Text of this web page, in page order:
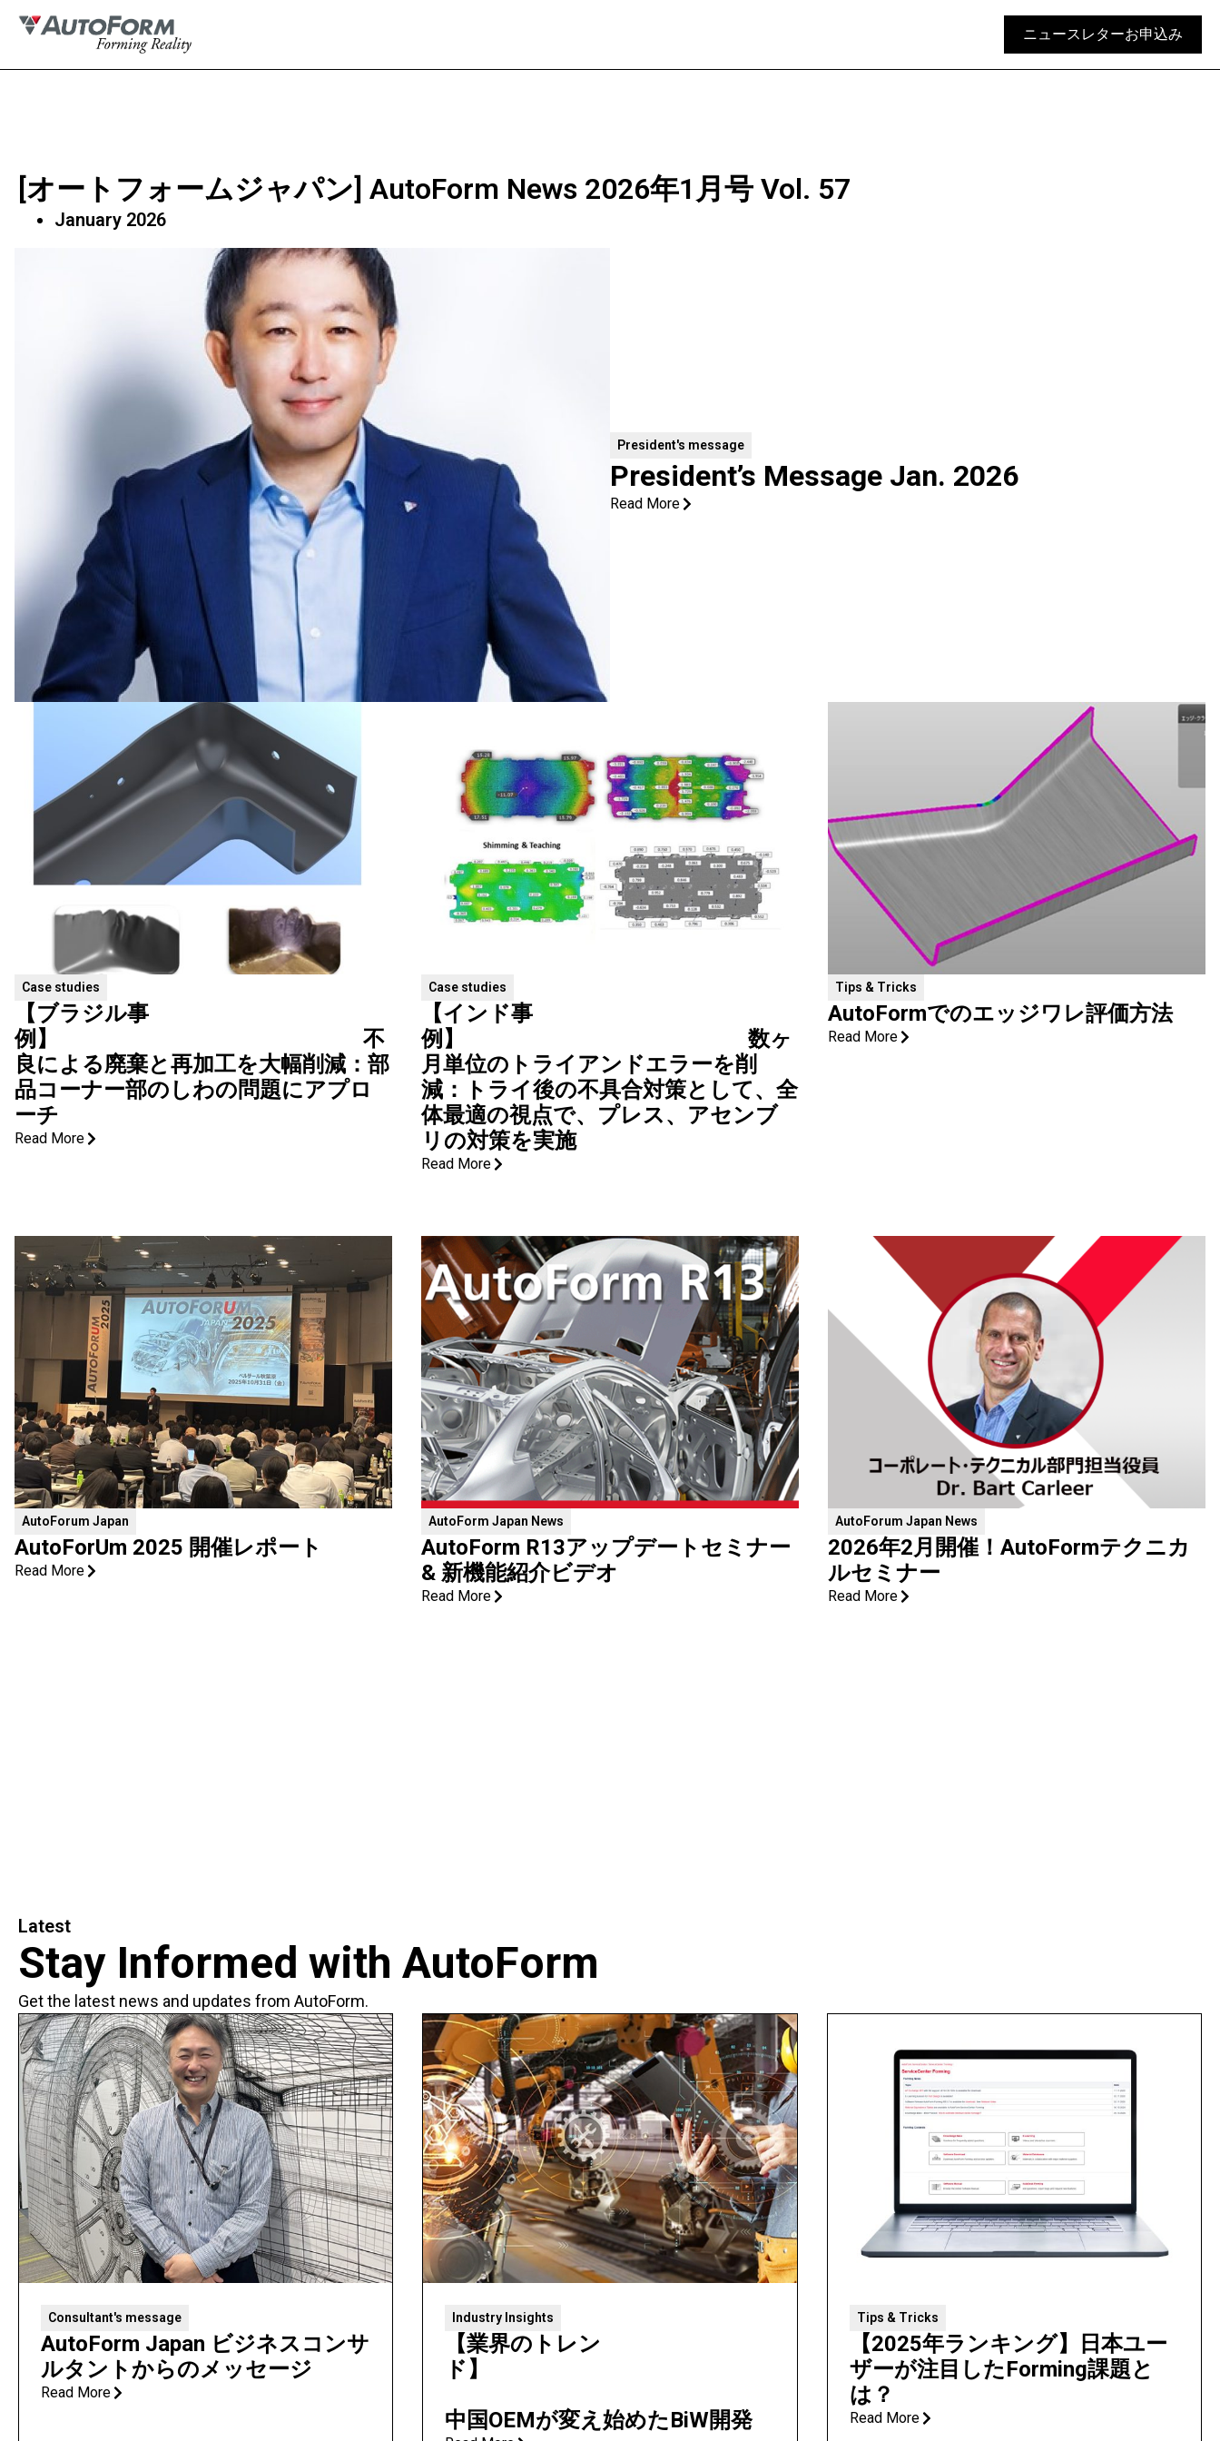
ニュースレターお申込み
[オートフォームジャパン] AutoForm News 2026年1月号 Vol. 57
January 2026
President's message
President’s Message Jan. 2026
Read More
Case studies
【ブラジル事
例】 不
良による廃棄と再加工を大幅削減：部
品コーナー部のしわの問題にアプロ
ーチ
Read More
Case studies
【インド事
例】 数ヶ
月単位のトライアンドエラーを削
減：トライ後の不具合対策として、全
体最適の視点で、プレス、アセンブ
リの対策を実施
Read More
Tips & Tricks
AutoFormでのエッジワレ評価方法
Read More
AutoForum Japan
AutoForUm 2025 開催レポート
Read More
AutoForm ​Japan News
AutoForm R13アップデートセミナー
& 新機能紹介ビデオ
Read More
AutoForum Japan News
2026年2月開催！AutoFormテクニカ
ルセミナー
Read More
Latest
Stay Informed with AutoForm
Get the latest news and updates from AutoForm.
Consultant's message
AutoForm Japan ビジネスコンサ
ルタントからのメッセージ
Read More
Industry Insights
【業界のトレン
ド】
中国OEMが変え始めたBiW開発
Tips & Tricks
【2025年ランキング】日本ユー
ザーが注目したForming課題と
は？
Read More